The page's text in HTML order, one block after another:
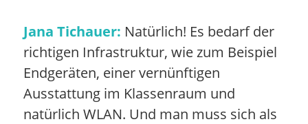
Jana Tichauer: Natürlich! Es bedarf der
richtigen Infrastruktur, wie zum Beispiel
Endgeräten, einer vernünftigen
Ausstattung im Klassenraum und
natürlich WLAN. Und man muss sich als